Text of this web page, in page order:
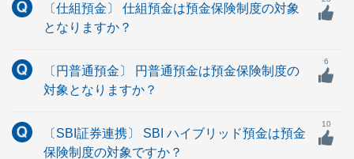
〔仕組預金〕 仕組預金は預金保険制度の対象
となりますか？
〔円普通預金〕 円普通預金は預金保険制度の
対象となりますか？
6
〔SBI証券連携〕 SBI ハイブリッド預金は預金
保険制度の対象ですか？
10